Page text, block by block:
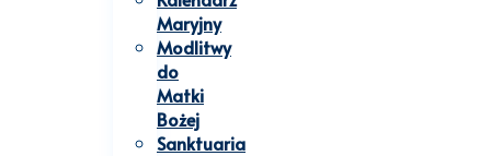
Maryjny
Modlitwy
do
Matki
Bożej
Sanktuaria